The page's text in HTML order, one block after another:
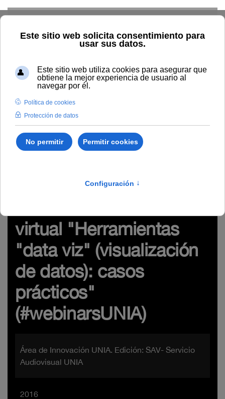
Inicio Innovación
Conocimiento abierto y difusión
Recursos Educativos en abierto
viz" (visualización de datos): casos prácticos" (#webinarsUNIA)
virtual "Herramientas
"data viz" (visualización
de datos): casos
prácticos"
(#webinarsUNIA)
Área de Innovación UNIA. Edición: SAV- Servicio
Audiovisual UNIA
2016